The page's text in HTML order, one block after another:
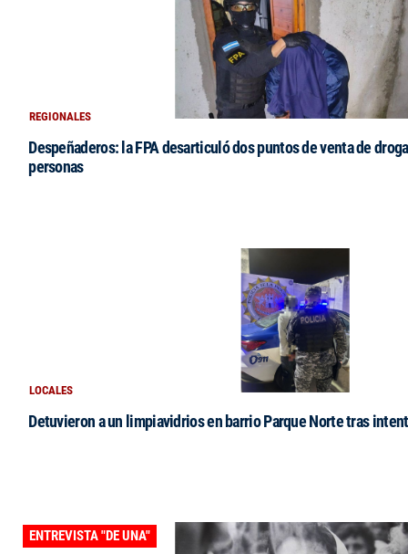
REGIONALES
Despeñaderos: la FPA desarticuló dos puntos de venta de
personas
LOCALES
Detuvieron a un limpiavidrios en barrio Parque Norte tras
ENTREVISTA "DE UNA"